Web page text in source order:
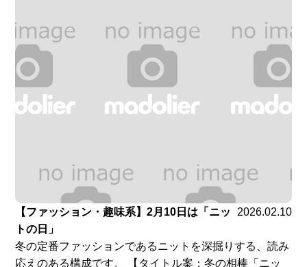
【ファッション・趣味系】2月10日は「ニッ
トの日」
2026.02.10
冬の定番ファッションであるニットを深掘りする、読み
応えのある構成です。 【タイトル案：冬の相棒「ニッ